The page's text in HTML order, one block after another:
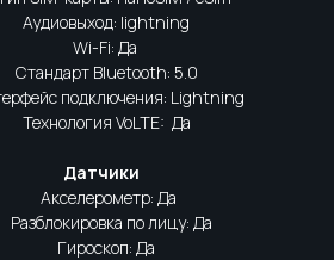
lightning
Wi-Fi: Да
Bluetooth: 5.0
подключения: Lightning
VoLTE: Да
Датчики
Да
по лицу: Да
Да